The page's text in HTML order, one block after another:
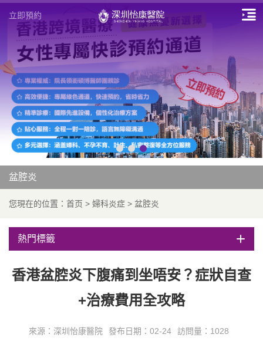
立即預約
盆腔炎
您現在的位置： 首页 > 婦科炎症 > 盆腔炎
熱門標籤
香港盆腔炎下腹痛到坐唔安？症狀自查
+治療費用全攻略
來源：深圳怡康醫院 發布日期：02-24 訪問量：1028